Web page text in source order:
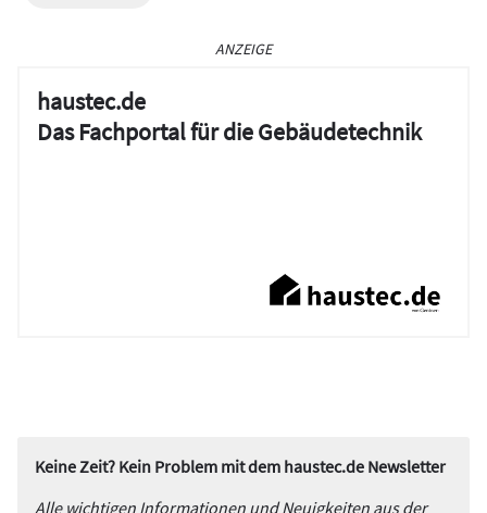
ANZEIGE
haustec.de
Das Fachportal für die Gebäudetechnik
Keine Zeit? Kein Problem mit dem haustec.de Newsletter
Alle wichtigen Informationen und Neuigkeiten aus der